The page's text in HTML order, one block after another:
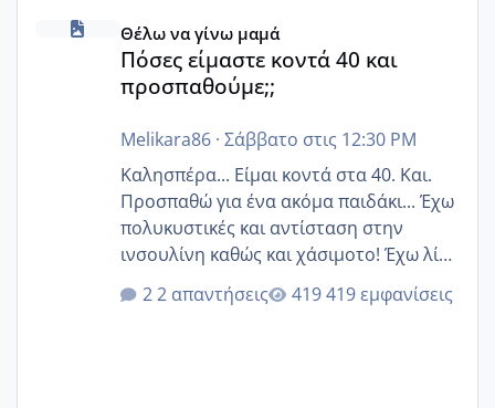
Πόσες είμαστε κοντά 40 και προσπαθούμε;;
Θέλω να γίνω μαμά
Πόσες είμαστε κοντά 40 και
προσπαθούμε;;
Melikara86· Σάββατο στις 12:30 PM
Καλησπέρα... Είμαι κοντά στα 40. Και.
Προσπαθώ για ένα ακόμα παιδάκι... Έχω
πολυκυστικές και αντίσταση στην
ινσουλίνη καθώς και χάσιμοτο! Έχω λίγα
κιλά παραπάνω και όσο κ αν προσπαθώ
δεν χάνω εύκολα! Προσπαθώ για ακόμη
2 απαντήσεις 419 εμφανίσεις